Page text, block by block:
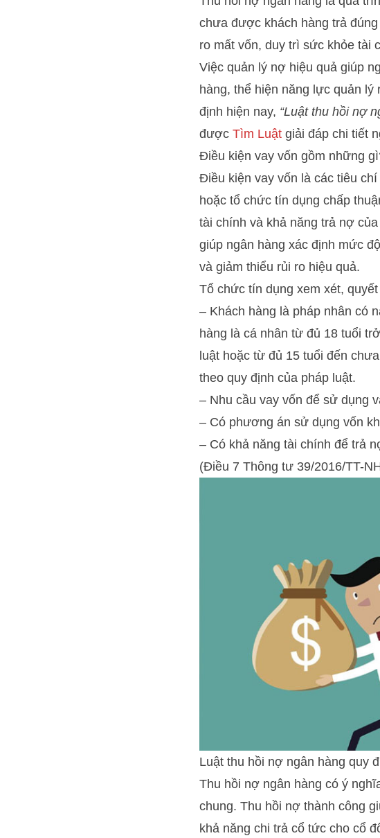
chưa được khách hàng trả
ro mất vốn, duy trì sức khỏe tài
Việc quản lý nợ hiệu quả giúp
hàng, thể hiện năng lực quản
định hiện nay, “Luật thu hồi nợ
được Tìm Luật giải đáp chi tiết
Điều kiện vay vốn gồm những
Điều kiện vay vốn là các tiêu
hoặc tổ chức tín dụng chấp
tài chính và khả năng trả nợ
giúp ngân hàng xác định mức
và giảm thiểu rủi ro hiệu quả.
Tổ chức tín dụng xem xét,
– Khách hàng là pháp nhân có
hàng là cá nhân từ đủ 18 tuổi
luật hoặc từ đủ 15 tuổi đến
theo quy định của pháp luật.
– Nhu cầu vay vốn để sử dụng
– Có phương án sử dụng vốn
– Có khả năng tài chính để trả
(Điều 7 Thông tư 39/2016/TT-
Luật thu hồi nợ ngân hàng quy
Thu hồi nợ ngân hàng có ý
chung. Thu hồi nợ thành công
khả năng chi trả cổ tức cho cổ